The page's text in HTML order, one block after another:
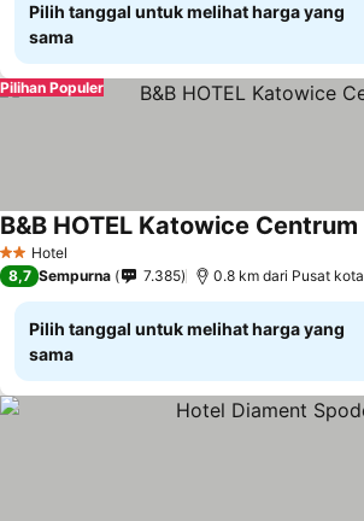
Pilih tanggal untuk melihat harga yang
sama
Pilihan Populer
2 Bintang
Hotel
B&B HOTEL Katowice Centrum
8,7 Sempurna 7.385 0.8 km dari Pusat kota
Pilih tanggal untuk melihat harga yang
sama